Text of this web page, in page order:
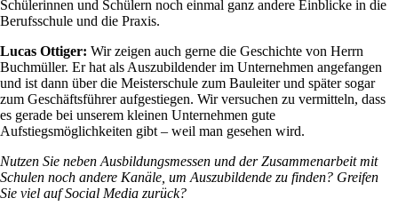
Schülerinnen und Schülern noch einmal ganz andere Einblicke in die
Berufsschule und die Praxis.
Lucas Ottiger: Wir zeigen auch gerne die Geschichte von Herrn
Buchmüller. Er hat als Auszubildender im Unternehmen angefangen
und ist dann über die Meisterschule zum Bauleiter und später sogar
zum Geschäftsführer aufgestiegen. Wir versuchen zu vermitteln, dass
es gerade bei unserem kleinen Unternehmen gute
Aufstiegsmöglichkeiten gibt – weil man gesehen wird.
Nutzen Sie neben Ausbildungsmessen und der Zusammenarbeit mit
Schulen noch andere Kanäle, um Auszubildende zu finden? Greifen
Sie viel auf Social Media zurück?